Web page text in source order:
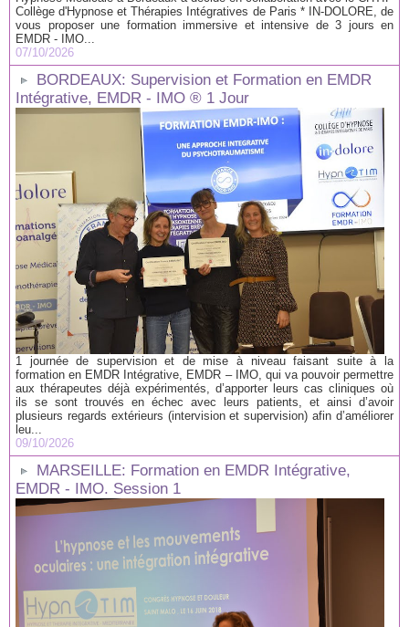
Collège d'Hypnose et Thérapies Intégratives de Paris * IN-DOLORE, de
vous proposer une formation immersive et intensive de 3 jours en
EMDR - IMO...
07/10/2026
BORDEAUX: Supervision et Formation en EMDR
Intégrative, EMDR - IMO ® 1 Jour
1 journée de supervision et de mise à niveau faisant suite à la
formation en EMDR Intégrative, EMDR – IMO, qui va pouvoir permettre
aux thérapeutes déjà expérimentés, d’apporter leurs cas cliniques où
ils se sont trouvés en échec avec leurs patients, et ainsi d’avoir
plusieurs regards extérieurs (intervision et supervision) afin d’améliorer
leu...
09/10/2026
MARSEILLE: Formation en EMDR Intégrative,
EMDR - IMO. Session 1